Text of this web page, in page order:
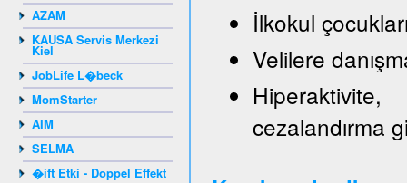
AZAM
KAUSA Servis Merkezi
Kiel
JobLife L�beck
MomStarter
AIM
SELMA
�ift Etki - Doppel Effekt
İlkokul
Velilere
cezalandırma